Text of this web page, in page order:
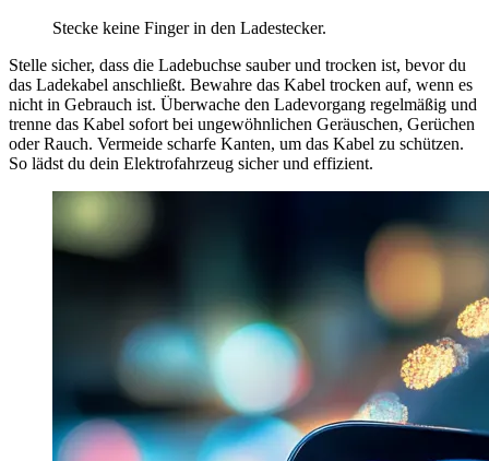
Stecke keine Finger in den Ladestecker.
Stelle sicher, dass die Ladebuchse sauber und trocken ist, bevor du
das Ladekabel anschließt. Bewahre das Kabel trocken auf, wenn es
nicht in Gebrauch ist. Überwache den Ladevorgang regelmäßig und
trenne das Kabel sofort bei ungewöhnlichen Geräuschen, Gerüchen
oder Rauch. Vermeide scharfe Kanten, um das Kabel zu schützen.
So lädst du dein Elektrofahrzeug sicher und effizient.